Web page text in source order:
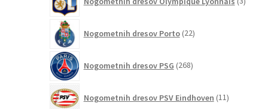
izdelki
Nogometnih dresov Porto 22izdelkov
Nogometnih dresov PSG 268izdelkov
Nogometnih dresov PSV Eindhoven 11izdelkov